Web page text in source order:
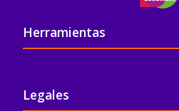
Pie de página
Herramientas
Legales